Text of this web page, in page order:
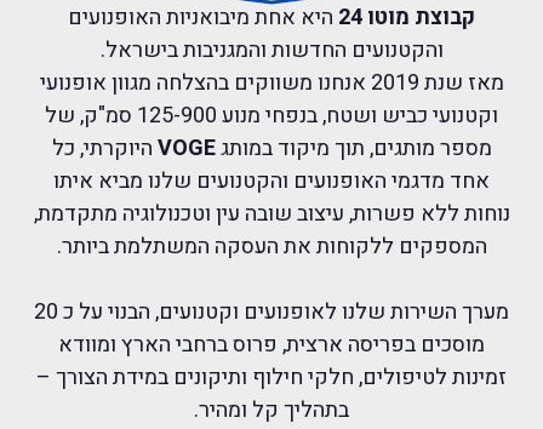
קבוצת מוטו 24
היא אחת מיבואניות האופנועים
והקטנועים החדשות והמגניבות בישראל.
מאז שנת 2019
אנחנו משווקים בהצלחה מגוון אופנועי
וקטנועי כביש ושטח, בנפחי מנוע 125-900 סמ"ק, של
מספר מותגים, תוך מיקוד במותגVOGEהיוקרתי,כל
אחד מדגמי האופנועים והקטנועים שלנו מביא איתו
נוחות ללא פשרות, עיצוב שובה עין וטכנולוגיה מתקדמת,
המספקים ללקוחות את העסקה המשתלמת ביותר.
מערך השירות שלנו לאופנועים וקטנועים, הבנוי על כ 20
מוסכים בפריסה ארצית, פרוס ברחבי הארץ ומוודא
זמינות לטיפולים, חלקי חילוף ותיקונים במידת הצורך –
בתהליך קל ומהיר.